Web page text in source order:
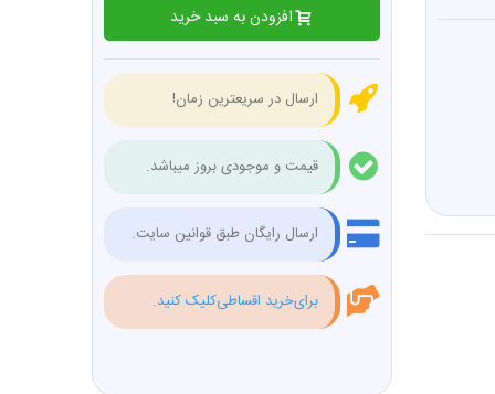
افزودن به سبد خرید
ارسال در سریعترین زمان!
قیمت و موجودی بروز میباشد.
ارسال رایگان طبق قوانین سایت.
برای‌خرید اقساطی‌کلیک کنید.